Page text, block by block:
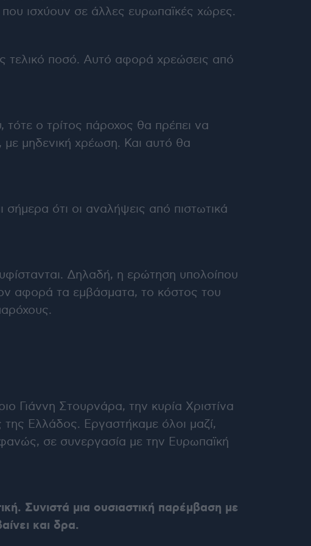
ισχύουν σε άλλες ευρωπαϊκές χώρες.
τελικό ποσό. Αυτό αφορά χρεώσεις από
τότε ο τρίτος πάροχος θα πρέπει να
με μηδενική χρέωση. Και αυτό θα
ότι οι αναλήψεις από πιστωτικά
Δηλαδή, η ερώτηση υπολοίπου
αφορά τα εμβάσματα, το κόστος του
Γιάννη Στουρνάρα, την κυρία Χριστίνα
της Ελλάδος. Εργαστήκαμε όλοι μαζί,
σε συνεργασία με την Ευρωπαϊκή
Συνιστά μια ουσιαστική παρέμβαση με
και δρα.